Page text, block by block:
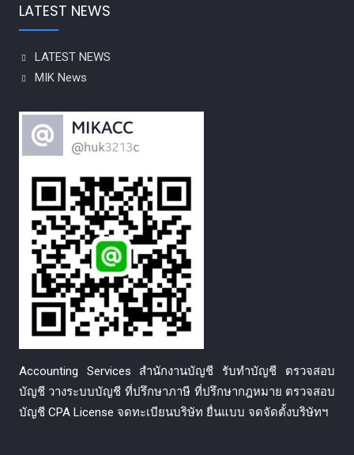
LATEST NEWS
LATEST NEWS
MIK News
Accounting Services สำนักงานบัญชี รับทำบัญชี ตรวจสอบ
บัญชี วางระบบบัญชี ที่ปรึกษาภาษี ที่ปรึกษากฎหมาย ตรวจสอบ
บัญชี CPA License จดทะเบียนบริษัท ยื่นแบบ จดจัดตั้งบริษัทฯ